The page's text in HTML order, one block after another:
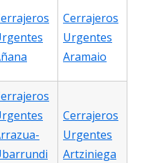
Cerrajeros
Urgentes
Aramaio
Cerrajeros
Urgentes
Artziniega